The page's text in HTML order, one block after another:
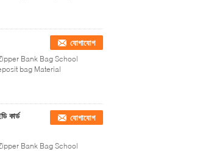
যোগাযোগ
Bank Bag School
bag Material
কার্ড
যোগাযোগ
Bank Bag School